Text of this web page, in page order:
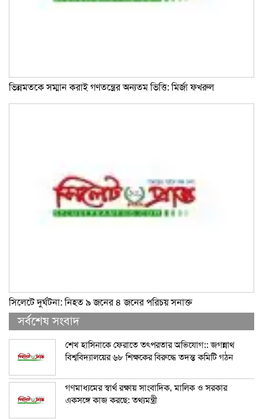
ভিন্নমতকে সম্মান করাই গণতন্ত্রের অন্যতম ভিত্তি: মির্জা ফখরুল
সিলেটে দুর্ঘটনা: নিহত ৯ জনের ৪ জনের পরিচয় সনাক্ত
সর্বশেষ সংবাদ
শেখ হাসিনাকে ফেরাতে তৎপরতার অভিযোগ:: জগন্নাথ
বিশ্ববিদ্যালয়ের ৬৮ শিক্ষকের বিরুদ্ধে তদন্ত কমিটি গঠন
গণমাধ্যমের স্বার্থ রক্ষায় সাংবাদিক, মালিক ও সরকার
একসঙ্গে কাজ করছে: তথ্যমন্ত্রী